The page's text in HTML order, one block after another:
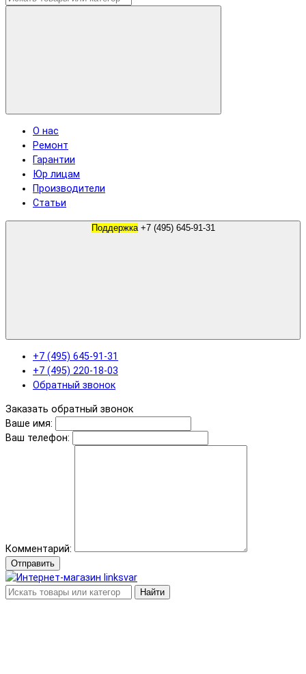
О нас
Ремонт
Гарантии
Юр лицам
Производители
Статьи
Поддержка
+7 (495) 645-91-31
+7 (495) 220-18-03
Обратный звонок
Заказать обратный звонок
Ваше имя:
Ваш телефон:
Комментарий:
Отправить
Найти